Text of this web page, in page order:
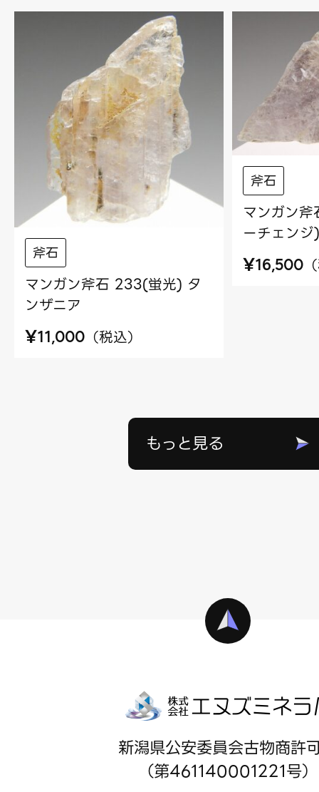
斧石
マンガン斧石 233(蛍光) タ
ンザニア
¥11,000 （税込）
斧石
マンガン
ーチェン
¥16,500 （
もっと見る
新潟県公安委員会古物商許
（第461140001221号）